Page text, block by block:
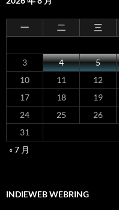
一 二 三
3
4 5
10
11 12
17
18 19
24
25 26
31
« 7 月
INDIEWEB WEBRING